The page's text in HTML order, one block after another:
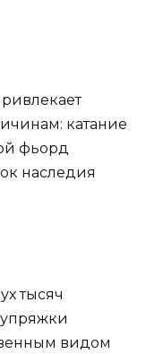
катание
фьорд
наследия
тысяч
видом